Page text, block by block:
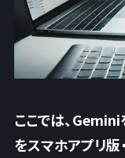
ここでは、
をスマホアプリ